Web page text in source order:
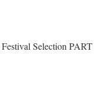
Selection PART